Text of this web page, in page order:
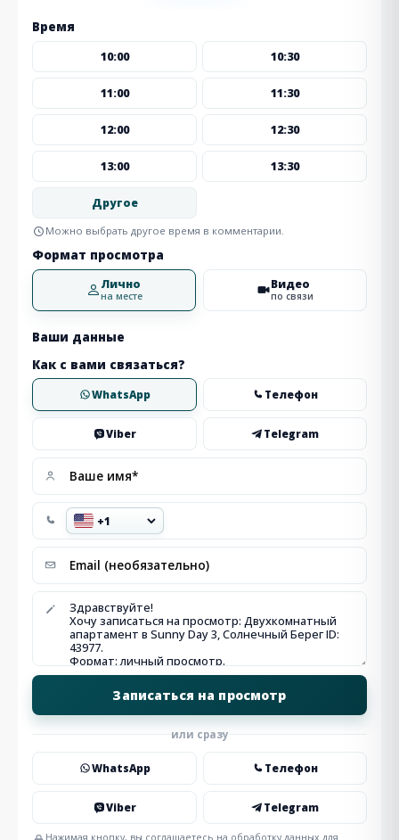
Время
10:00 10:30
11:00 11:30
12:00 12:30
13:00 13:30
Другое
Можно выбрать другое время в комментарии.
Формат просмотра
Лично
на месте
Видео
по связи
Ваши данные
Как с вами связаться?
WhatsApp Телефон
Viber Telegram
или сразу
WhatsApp Телефон
Viber Telegram
Нажимая кнопку, вы соглашаетесь на обработку данных для